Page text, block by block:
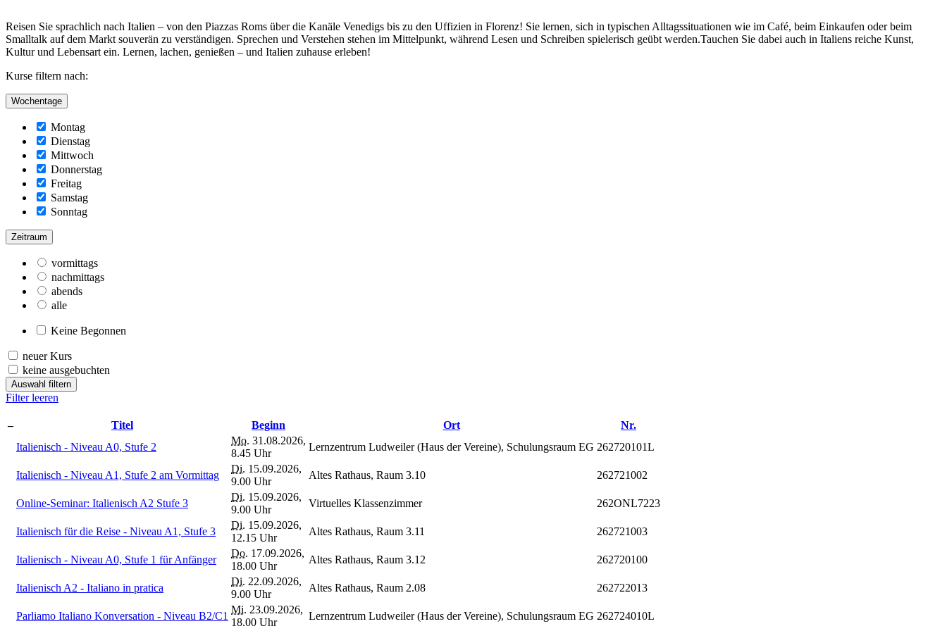
Reisen Sie sprachlich nach Italien – von den Piazzas Roms über die Kanäle Venedigs bis zu den Uffizien in Florenz! Sie lernen, sich in typischen Alltagssituationen wie im Café, beim Einkaufen oder beim
Smalltalk auf dem Markt souverän zu verständigen. Sprechen und Verstehen stehen im Mittelpunkt, während Lesen und Schreiben spielerisch geübt werden.Tauchen Sie dabei auch in Italiens reiche Kunst,
Kultur und Lebensart ein. Lernen, lachen, genießen – und Italien zuhause erleben!
Kurse filtern nach:
Wochentage
Montag
Dienstag
Mittwoch
Donnerstag
Freitag
Samstag
Sonntag
Zeitraum
vormittags
nachmittags
abends
alle
Keine Begonnen
neuer Kurs
keine ausgebuchten
Auswahl filtern
Filter leeren
– Titel Beginn Ort
Nr.
Italienisch - Niveau A0, Stufe 2
Mo. 31.08.2026,
8.45 Uhr
Lernzentrum Ludweiler (Haus der Vereine), Schulungsraum EG 262720101L
Italienisch - Niveau A1, Stufe 2 am Vormittag
Di. 15.09.2026,
9.00 Uhr
Altes Rathaus, Raum 3.10 262721002
Online-Seminar: Italienisch A2 Stufe 3
Di. 15.09.2026,
9.00 Uhr
Virtuelles Klassenzimmer 262ONL7223
Italienisch für die Reise - Niveau A1, Stufe 3
Di. 15.09.2026,
12.15 Uhr
Altes Rathaus, Raum 3.11 262721003
Italienisch - Niveau A0, Stufe 1 für Anfänger
Do. 17.09.2026,
18.00 Uhr
Altes Rathaus, Raum 3.12 262720100
Italienisch A2 - Italiano in pratica
Di. 22.09.2026,
9.00 Uhr
Altes Rathaus, Raum 2.08 262722013
Parliamo Italiano Konversation - Niveau B2/C1
Mi. 23.09.2026,
18.00 Uhr
Lernzentrum Ludweiler (Haus der Vereine), Schulungsraum EG 262724010L